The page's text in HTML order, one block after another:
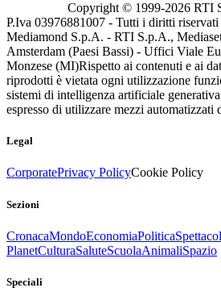
Copyright © 1999-2026 RTI
P.Iva 03976881007 - Tutti i diritti
Mediamond S.p.A. - RTI S.p.A.,
Amsterdam (Paesi Bassi) - Uffici Viale
Monzese (MI)Rispetto ai contenuti e ai
riprodotti è vietata ogni utilizzazione
sistemi di intelligenza artificiale
espresso di utilizzare mezzi automatizzati
Legal
CorporatePrivacy PolicyCookie Policy
Sezioni
CronacaMondoEconomiaPolitica
PlanetCulturaSaluteScuolaAnimaliSpazio
Speciali